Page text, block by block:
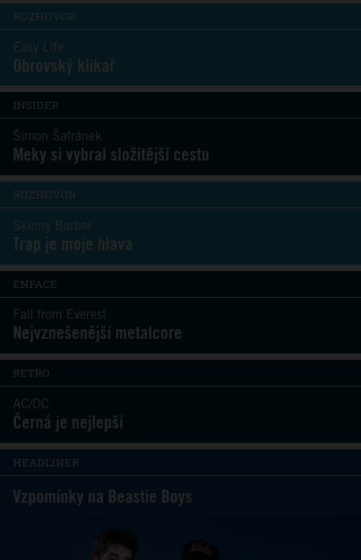
ROZHOVOR
Easy Life
Obrovský klikař
INSIDER
Šimon Šafránek
Meky si vybral složitější cestu
ROZHOVOR
Skinny Barber
Trap je moje hlava
ENFACE
Fall from Everest
Nejvznešenější metalcore
RETRO
AC/DC
Černá je nejlepší
HEADLINER
Vzpomínky na Beastie Boys